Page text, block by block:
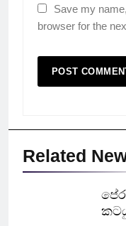
Save my
browser for the
Related